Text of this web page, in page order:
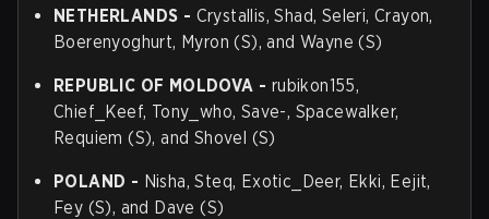
NETHERLANDS - Crystallis, Shad, Seleri, Crayon,
Boerenyoghurt, Myron (S), and Wayne (S)
REPUBLIC OF MOLDOVA - rubikon155,
Chief_Keef, Tony_who, Save-, Spacewalker,
Requiem (S), and Shovel (S)
POLAND - Nisha, Steq, Exotic_Deer, Ekki, Eejit,
Fey (S), and Dave (S)